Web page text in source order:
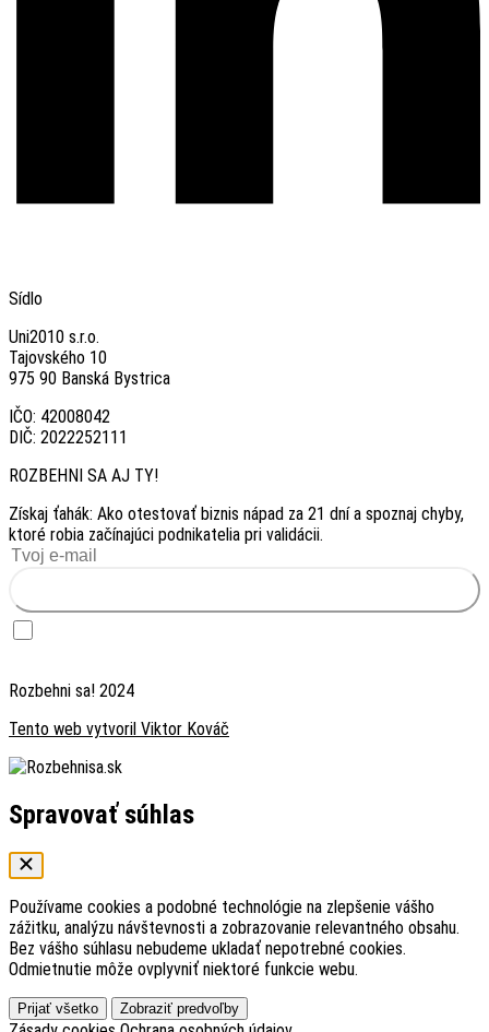
Sídlo
Uni2010 s.r.o.
Tajovského 10
975 90 Banská Bystrica
IČO: 42008042
DIČ: 2022252111
ROZBEHNI SA AJ TY!
Získaj ťahák: Ako otestovať biznis nápad za 21 dní a spoznaj chyby,
ktoré robia začínajúci podnikatelia pri validácii.
Rozbehni sa! 2024
Tento web vytvoril Viktor Kováč
Spravovať súhlas
Používame cookies a podobné technológie na zlepšenie vášho
zážitku, analýzu návštevnosti a zobrazovanie relevantného obsahu.
Bez vášho súhlasu nebudeme ukladať nepotrebné cookies.
Odmietnutie môže ovplyvniť niektoré funkcie webu.
Prijať všetko Zobraziť predvoľby